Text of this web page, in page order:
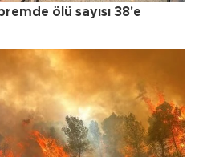
ölü sayısı 38'e